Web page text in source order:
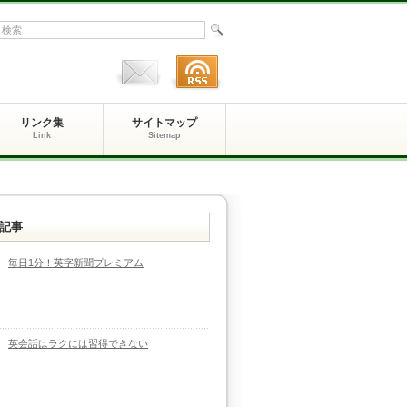
リンク集
Link
サイトマップ
Sitemap
事
毎日1分！英字新聞プレミアム
英会話はラクには習得できない